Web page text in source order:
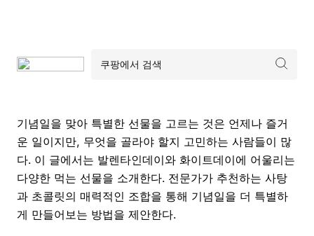
기념일을 맞아 특별한 선물을 고르는 것은 언제나 즐거
운 일이지만, 무엇을 골라야 할지 고민하는 사람들이 많
다. 이 글에서는 발렌타인데이와 화이트데이에 어울리는
다양한 먹는 선물을 소개한다. 전문가가 추천하는 사탕
과 초콜릿의 매력적인 조합을 통해 기념일을 더 특별하
게 만들어보는 방법을 제안한다.